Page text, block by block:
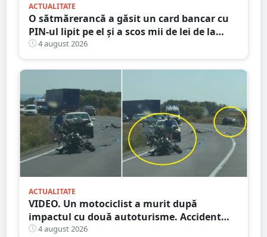
ACTUALITATE
O sătmărerancă a găsit un card bancar cu
PIN-ul lipit pe el și a scos mii de lei de la
bancomat
4 august 2026
ACTUALITATE
VIDEO. Un motociclist a murit după
impactul cu două autoturisme. Accident
cumplit în județul vecin
4 august 2026